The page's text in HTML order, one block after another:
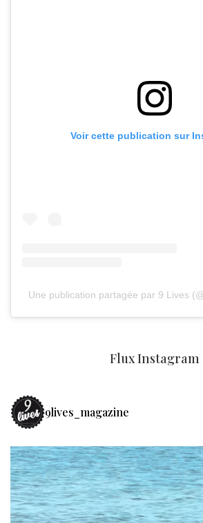
Voir cette publication sur
Une publication partagée par 9 Lives
Flux Instagram
9lives_magazine